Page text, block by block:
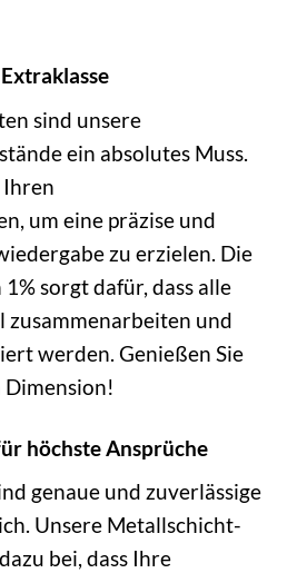
sind unsere
ein absolutes Muss.
Ihren
um eine präzise und
zu erzielen. Die
sorgt dafür, dass alle
zusammenarbeiten und
werden. Genießen Sie
Dimension!
höchste Ansprüche
genaue und zuverlässige
Unsere Metallschicht-
bei, dass Ihre